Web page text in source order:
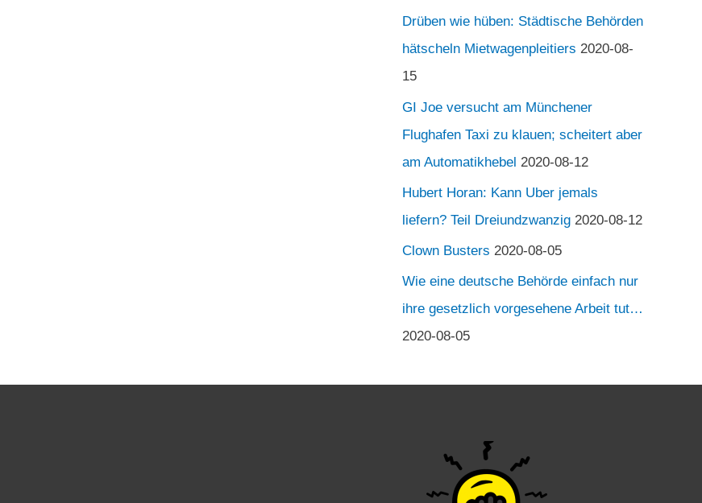
Drüben wie hüben: Städtische Behörden
hätscheln Mietwagenpleitiers 2020-08-
15
GI Joe versucht am Münchener
Flughafen Taxi zu klauen; scheitert aber
am Automatikhebel 2020-08-12
Hubert Horan: Kann Uber jemals
liefern? Teil Dreiundzwanzig 2020-08-12
Clown Busters 2020-08-05
Wie eine deutsche Behörde einfach nur
ihre gesetzlich vorgesehene Arbeit tut…
2020-08-05